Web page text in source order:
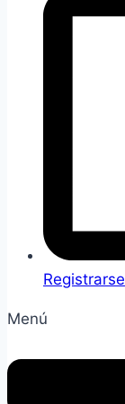
Registrarse
Menú